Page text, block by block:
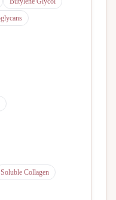
Soluble Collagen